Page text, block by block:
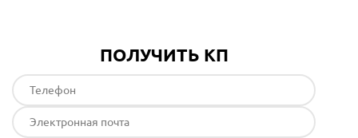
ПОЛУЧИТЬ КП